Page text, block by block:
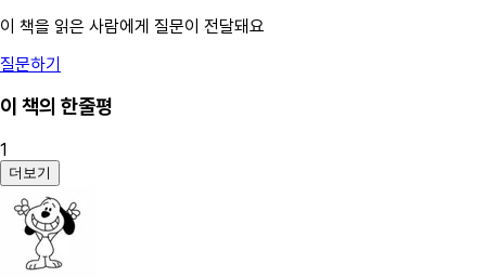
이 책을 읽은 사람에게 질문이 전달돼요
질문하기
이 책의 한줄평
1
더보기